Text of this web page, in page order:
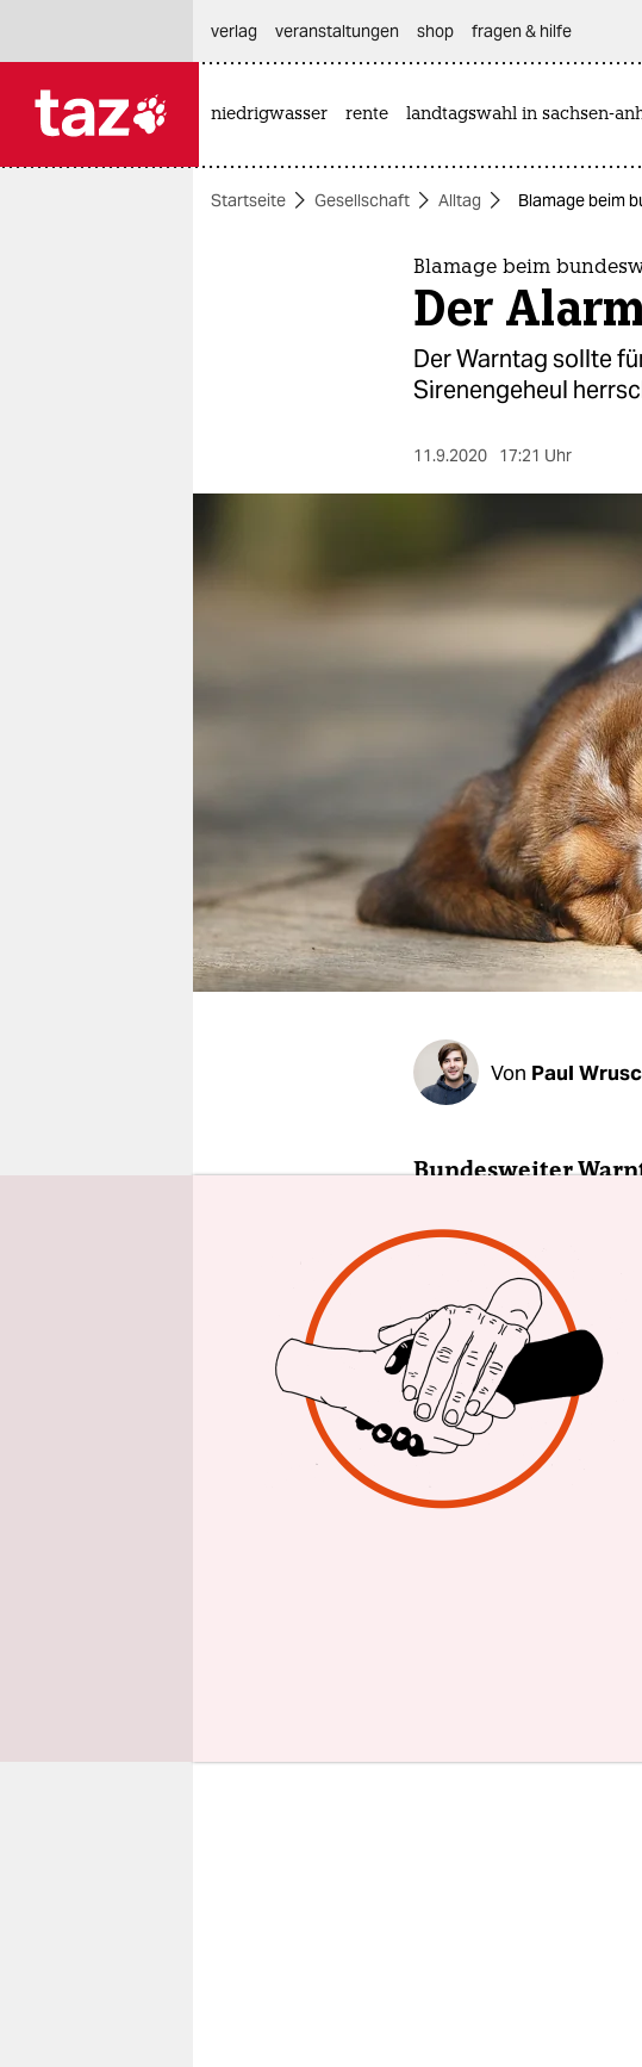
themen
nord
fragen & hilfe
unterstützen
abo
verlag
veranstaltungen shop fragen & hilfe
niedrigwasser rente landtagswahl in sachsen-
Startseite Gesellschaft Alltag Blamage beim
Blamage beim
Der
Der Warntag sollte
Sirenengeheul
11.9.2020 17:21 Uhr
Von Paul
Bundesweiter
„Es geht nicht
kontraproduktiv“,
Unger vergangene
Jahren sollte am
auslösen, sondern
sensibilisieren.
die Gefahr von
oder